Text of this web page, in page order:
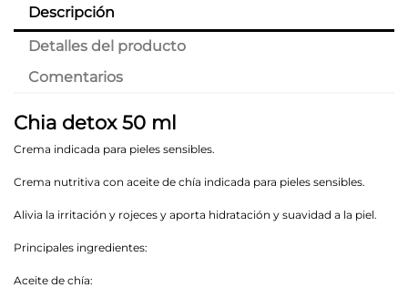
Descripción
Detalles del producto
Comentarios
Chia detox 50 ml
Crema indicada para pieles sensibles.
Crema nutritiva con aceite de chía indicada para pieles sensibles.
Alivia la irritación y rojeces y aporta hidratación y suavidad a la piel.
Principales ingredientes:
Aceite de chía: